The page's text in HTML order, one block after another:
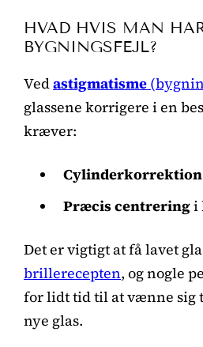
HVAD HVIS MAN
BYGNINGSFEJL?
Vedastigmatisme
glassene korrigere i en
kræver:
Cylinderkorrektion
Præcis centreringi
Det er vigtigt at få lavet
brillerecepten, og nogle
for lidt tid til at vænne sig
nye glas.